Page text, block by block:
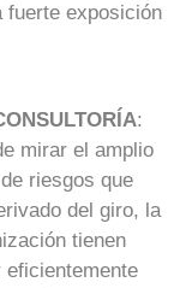
fuerte exposición
:
mirar el amplio
riesgos que
del giro, la
tienen
eficientemente